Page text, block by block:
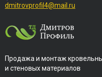
dmitrovprofil4@mail.ru
Продажа и монтаж
и стеновых материалов